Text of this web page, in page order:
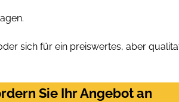
sich für ein preiswertes, aber
Sie Ihr Angebot an